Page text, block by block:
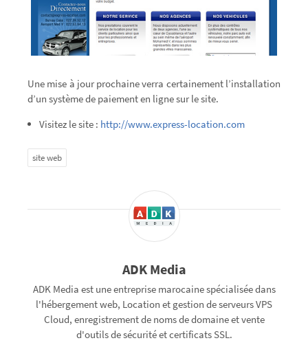
Une mise à jour prochaine verra certainement l’installation
d’un système de paiement en ligne sur le site.
Visitez le site : http://www.express-location.com
site web
ADK Media
ADK Media est une entreprise marocaine spécialisée dans
l'hébergement web, Location et gestion de serveurs VPS
Cloud, enregistrement de noms de domaine et vente
d'outils de sécurité et certificats SSL.